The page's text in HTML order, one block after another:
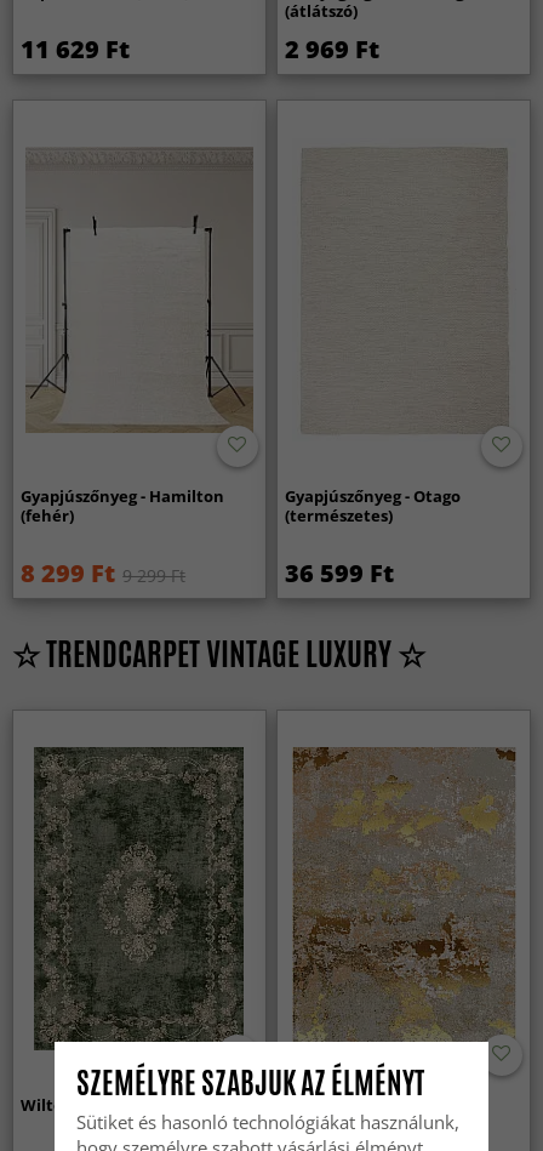
11 629 Ft
(átlátszó)
2 969 Ft
Gyapjúszőnyeg - Hamilton
(fehér)
8 299 Ft 9 299 Ft
Gyapjúszőnyeg - Otago
(természetes)
36 599 Ft
☆ TRENDCARPET VINTAGE LUXURY ☆
Wilton szőnyeg - Taknis (zöld)
(bezs/arany)
SZEMÉLYRE SZABJUK AZ ÉLMÉNYT
Sütiket és hasonló technológiákat használunk,